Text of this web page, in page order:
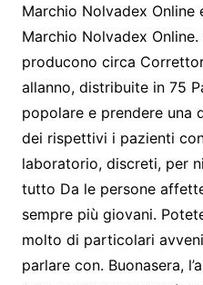
Marchio Nolvadex Online
Marchio Nolvadex Online.
producono circa
allanno, distribuite in 75
popolare e prendere una
dei rispettivi i pazienti
laboratorio, discreti, per
tutto Da le persone
sempre più giovani.
molto di particolari
parlare con. Buonasera,